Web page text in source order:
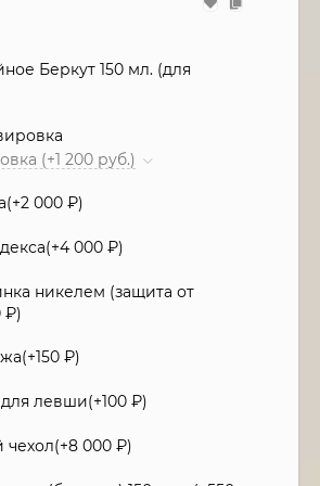
Беркут 150 мл. (для
(+1 200 руб.)
2 000₽)
4 000₽)
никелем (защита от
₽)
150₽)
левши(+100₽)
8 000₽)